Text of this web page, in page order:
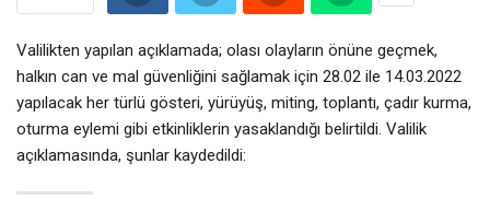
Valilikten yapılan açıklamada; olası olayların önüne geçmek,
halkın can ve mal güvenliğini sağlamak için 28.02 ile 14.03.2022
yapılacak her türlü gösteri, yürüyüş, miting, toplantı, çadır kurma,
oturma eylemi gibi etkinliklerin yasaklandığı belirtildi. Valilik
açıklamasında, şunlar kaydedildi: